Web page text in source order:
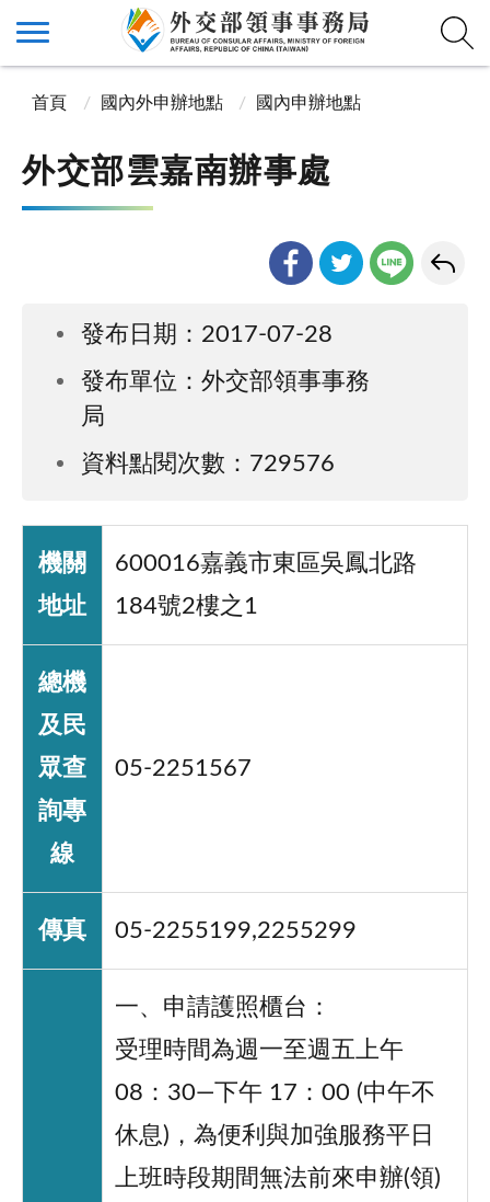
首頁 國內外申辦地點 國內申辦地點
外交部雲嘉南辦事處
發布日期：2017-07-28
發布單位：外交部領事事務
局
資料點閱次數：729576
機關
地址
600016嘉義市東區吳鳳北路
184號2樓之1
總機
及民
眾查
詢專
線
05-2251567
傳真 05-2255199,2255299
一、申請護照櫃台：
受理時間為週一至週五上午
08：30—下午 17：00 (中午不
休息)，為便利與加強服務平日
上班時段期間無法前來申辦(領)